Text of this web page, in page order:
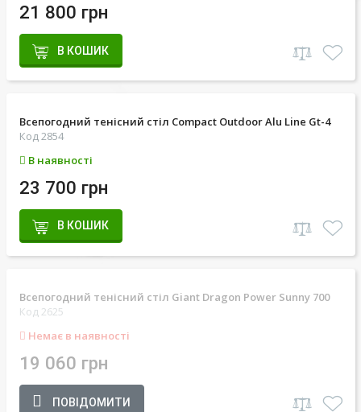
21 800 грн
В КОШИК
Всепогодний тенісний стіл Compact Outdoor Alu Line Gt-4
Код 2854
В наявності
23 700 грн
В КОШИК
Всепогодний тенісний стіл Giant Dragon Power Sunny 700
Код 2625
Немає в наявності
19 060 грн
ПОВІДОМИТИ